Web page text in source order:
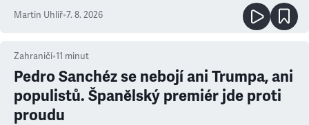
Martin Uhlíř•7. 8. 2026
Zahraničí•11 minut
Pedro Sanchéz se nebojí ani Trumpa, ani
populistů. Španělský premiér jde proti
proudu